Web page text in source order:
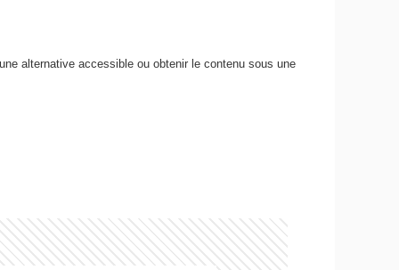
alternative accessible ou obtenir le contenu sous une